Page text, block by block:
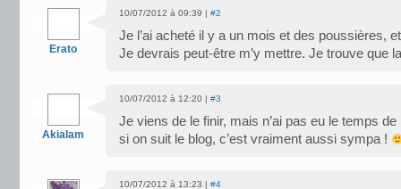
Erato
10/07/2012 à 09:39 | #2
Je l’ai acheté il y a un mois et des poussières,
Je devrais peut-être m’y mettre. Je trouve que
Akialam
10/07/2012 à 12:20 | #3
Je viens de le finir, mais n’ai pas eu le temps
si on suit le blog, c’est vraiment aussi sympa !
10/07/2012 à 13:23 | #4